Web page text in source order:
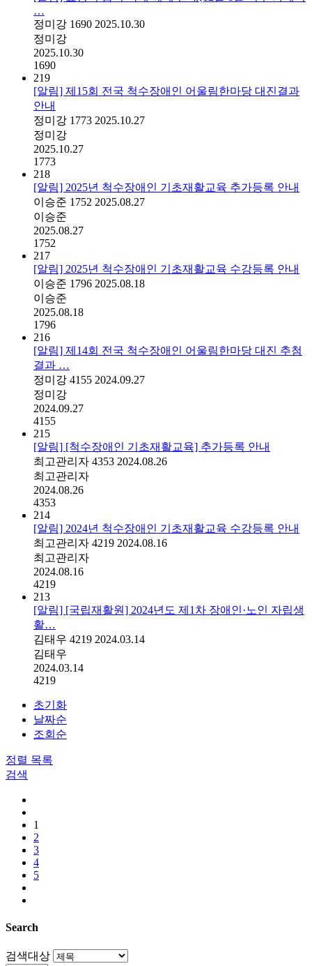
…
정미강 1690 2025.10.30
정미강
2025.10.30
1690
219
[알림] 제15회 전국 척수장애인 어울림한마당 대진결과
안내
정미강 1773 2025.10.27
정미강
2025.10.27
1773
218
[알림] 2025년 척수장애인 기초재활교육 추가등록 안내
이승준 1752 2025.08.27
이승준
2025.08.27
1752
217
[알림] 2025년 척수장애인 기초재활교육 수강등록 안내
이승준 1796 2025.08.18
이승준
2025.08.18
1796
216
[알림] 제14회 전국 척수장애인 어울림한마당 대진 추첨
결과 …
정미강 4155 2024.09.27
정미강
2024.09.27
4155
215
[알림] [척수장애인 기초재활교육] 추가등록 안내
최고관리자 4353 2024.08.26
최고관리자
2024.08.26
4353
214
[알림] 2024년 척수장애인 기초재활교육 수강등록 안내
최고관리자 4219 2024.08.16
최고관리자
2024.08.16
4219
213
[알림] [국립재활원] 2024년도 제1차 장애인·노인 자립생
활…
김태우 4219 2024.03.14
김태우
2024.03.14
4219
초기화
날짜순
조회순
정렬 목록
검색
1
2
3
4
5
Search
검색대상